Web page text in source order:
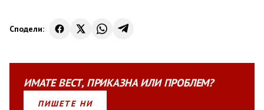
Сподели:
ИМАТЕВЕСТ, ПРИКАЗНАИЛИПРОБЛЕМ?
ПИШЕТЕ НИ